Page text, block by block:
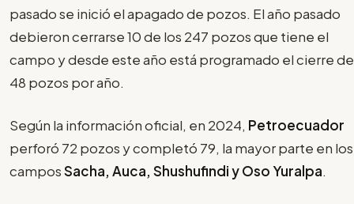
pasado se inició el apagado de pozos. El año pasado
debieron cerrarse 10 de los 247 pozos que tiene el
campo y desde este año está programado el cierre de
48 pozos por año.
Según la información oficial, en 2024, Petroecuador
perforó 72 pozos y completó 79, la mayor parte en los
camposSacha, Auca, Shushufindi y Oso Yuralpa.